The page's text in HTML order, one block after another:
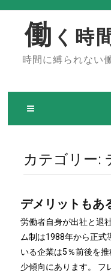
content働 く時
時間に縛られない
カテゴリー:
デメリットもあ
労働者自身が出社と退
ム制は1988年から正式
いる企業は5％前後を
少傾向にあります。 フ